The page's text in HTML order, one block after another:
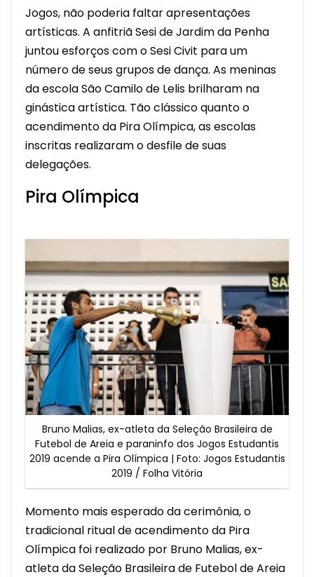
Jogos, não poderia faltar apresentações
artísticas. A anfitriã Sesi de Jardim da Penha
juntou esforços com o Sesi Civit para um
número de seus grupos de dança. As meninas
da escola São Camilo de Lelis brilharam na
ginástica artística. Tão clássico quanto o
acendimento da Pira Olímpica, as escolas
inscritas realizaram o desfile de suas
delegações.
Pira Olímpica
Bruno Malias, ex-atleta da Seleção Brasileira de
Futebol de Areia e paraninfo dos Jogos Estudantis
2019 acende a Pira Olímpica | Foto: Jogos Estudantis
2019 / Folha Vitória
Momento mais esperado da cerimônia, o
tradicional ritual de acendimento da Pira
Olímpica foi realizado por Bruno Malias, ex-
atleta da Seleção Brasileira de Futebol de Areia